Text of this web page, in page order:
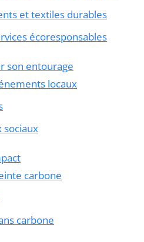
et textiles durables
écoresponsables
son entourage
locaux
sociaux
carbone
carbone